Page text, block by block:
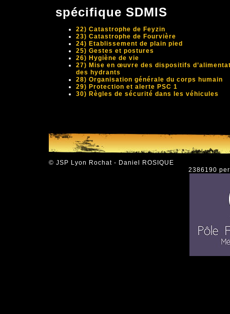
spécifique SDMIS
22) Catastrophe de Feyzin
23) Catastrophe de Fourvière
24) Etablissement de plain pied
25) Gestes et postures
26) Hygiène de vie
27) Mise en œuvre des dispositifs
des hydrants
28) Organisation générale du corps humain
29) Protection et alerte PSC 1
30) Règles de sécurité dans les véhicules
© JSP Lyon Rochat - Daniel ROSIQUE
2386190